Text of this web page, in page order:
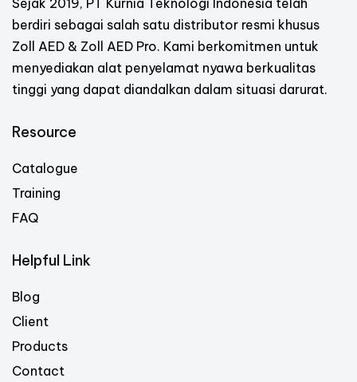
Sejak 2019, PT Kurnia Teknologi Indonesia telah
berdiri sebagai salah satu distributor resmi khusus
Zoll AED & Zoll AED Pro. Kami berkomitmen untuk
menyediakan alat penyelamat nyawa berkualitas
tinggi yang dapat diandalkan dalam situasi darurat.
Resource
Catalogue
Training
FAQ
Helpful Link
Blog
Client
Products
Contact